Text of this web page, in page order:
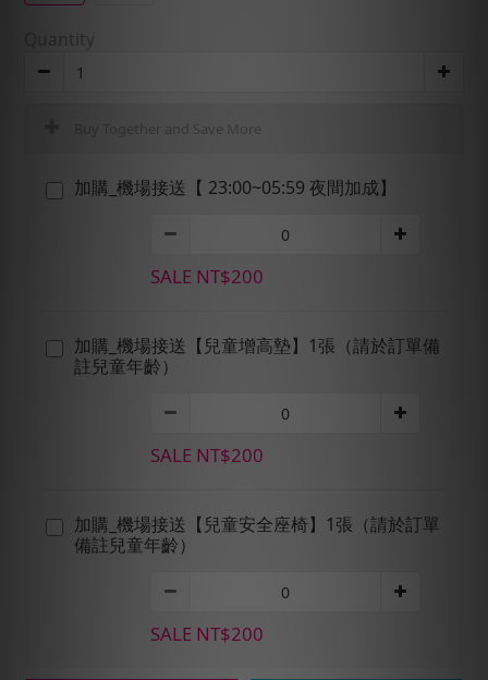
Quantity
Buy Together and Save More
加購_機場接送【 23:00~05:59 夜間加成】
SALE NT$200
加購_機場接送【兒童增高墊】1張（請於訂單備
註兒童年齡）
SALE NT$200
加購_機場接送【兒童安全座椅】1張（請於訂單
備註兒童年齡）
SALE NT$200